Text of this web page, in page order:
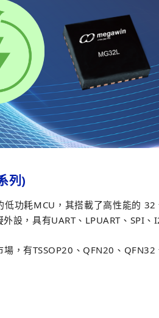
列)
低功耗MCU，其搭載了高性能的 32
設，具有UART、LPUART、SPI
場，有TSSOP20、QFN20、